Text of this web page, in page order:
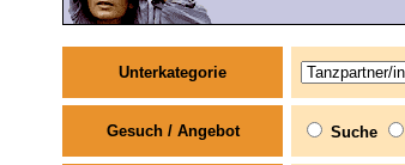
Unterkategorie
Gesuch / Angebot Suche